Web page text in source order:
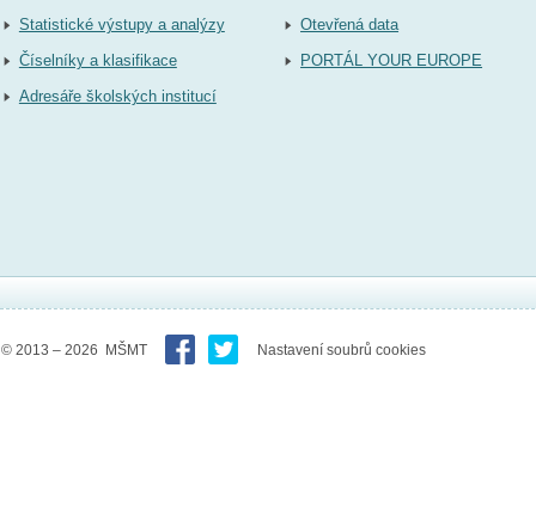
Statistické výstupy a analýzy
Číselníky a klasifikace
Adresáře školských institucí
Otevřená data
PORTÁL YOUR EUROPE
© 2013 – 2026 MŠMT Nastavení soubrů cookies